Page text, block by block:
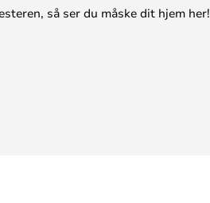
så ser du måske dit hjem her!